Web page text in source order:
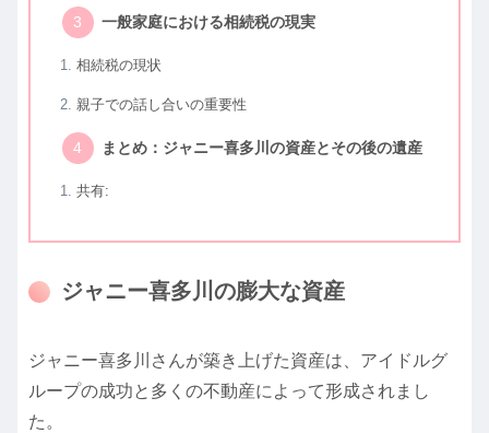
一般家庭における相続税の現実
相続税の現状
親子での話し合いの重要性
まとめ：ジャニー喜多川の資産とその後の遺産
共有:
ジャニー喜多川の膨大な資産
ジャニー喜多川さんが築き上げた資産は、アイドルグ
ループの成功と多くの不動産によって形成されまし
た。